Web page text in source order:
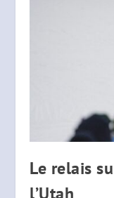
Le relais
l’Utah